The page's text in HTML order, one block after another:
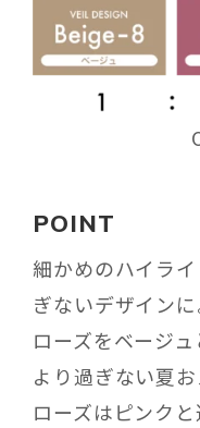
POINT
細かめのハイラ
ぎないデザインに
ローズをベージ
より過ぎない夏お
ローズはピンク